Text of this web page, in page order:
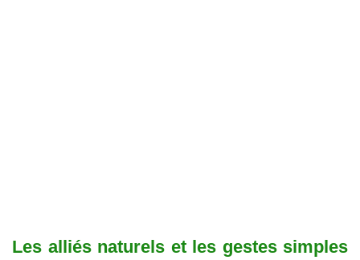
Les alliés naturels et les gestes simples